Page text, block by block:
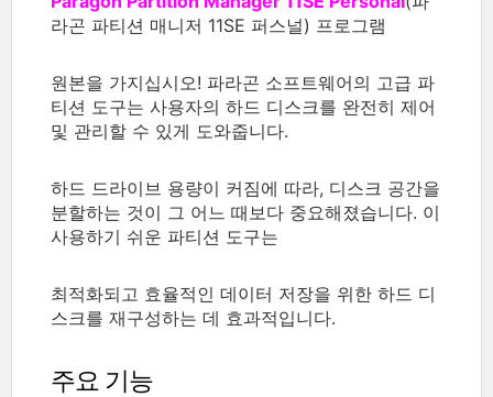
라곤 파티션 매니저 11SE 퍼스널) 프로그램
원본을 가지십시오! 파라곤 소프트웨어의 고급 파
티션 도구는 사용자의 하드 디스크를 완전히 제어
및 관리할 수 있게 도와줍니다.
하드 드라이브 용량이 커짐에 따라, 디스크 공간을
분할하는 것이 그 어느 때보다 중요해졌습니다. 이
사용하기 쉬운 파티션 도구는
최적화되고 효율적인 데이터 저장을 위한 하드 디
스크를 재구성하는 데 효과적입니다.
주요 기능